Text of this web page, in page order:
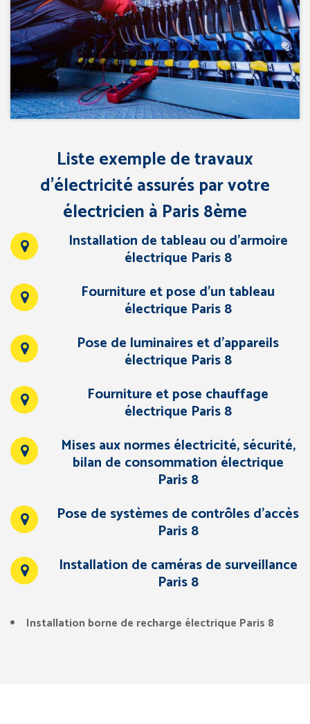
Liste exemple de travaux
d’électricité assurés par votre
électricien à Paris 8ème
Installation de tableau ou d’armoire
électrique Paris 8
Fourniture et pose d’un tableau
électrique Paris 8
Pose de luminaires et d’appareils
électrique Paris 8
Fourniture et pose chauffage
électrique Paris 8
Mises aux normes électricité, sécurité,
bilan de consommation électrique
Paris 8
Pose de systèmes de contrôles d’accès
Paris 8
Installation de caméras de surveillance
Paris 8
Installation borne de recharge électrique Paris 8